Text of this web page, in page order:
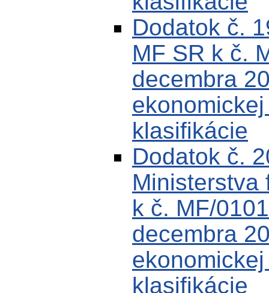
Dodatok č.
MF SR k č.
decembra
klasifikácie
Dodatok č.
Ministerstva
k č. MF/
decembra
klasifikácie